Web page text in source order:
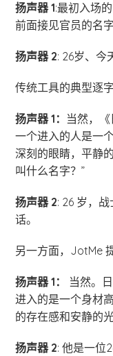
扬声器 1:最初入场
前面接见官员的名字
扬声器 2: 26岁、今
传统工具的典型逐
扬声器 1： 当然，
一个进入的人是一
深刻的眼睛，平静
叫什么名字？”
扬声器 2: 26 岁，
话。
另一方面，JotMe
扬声器 1：
当然。
进入的是一个身材
的存在感和安静的
扬声器 2: 他是一位